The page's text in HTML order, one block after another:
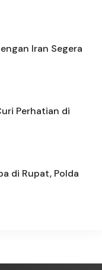
Iran Segera
Perhatian di
di Rupat, Polda